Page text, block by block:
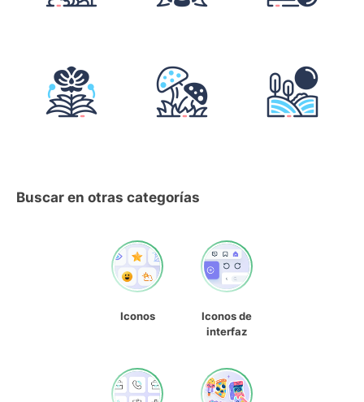
Buscar en otras categorías
Iconos
Iconos de
interfaz